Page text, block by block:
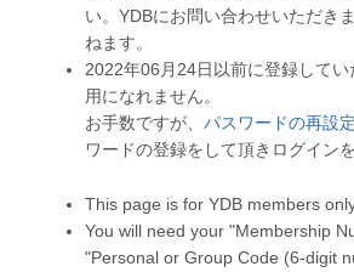
い。YDBにお問い合わせいただき
ねます。
2022年06月24日以前に登録してい
用になれません。
お手数ですが、 パスワードの再設定
ワードの登録をして頂きログイン
This page is for YDB members
You will need your "Membership
"Personal or Group Code (6-digit